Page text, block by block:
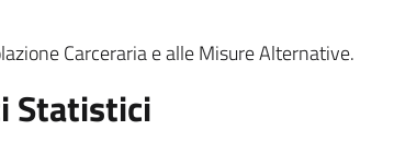
Carceraria e alle Misure Alternative.
Statistici